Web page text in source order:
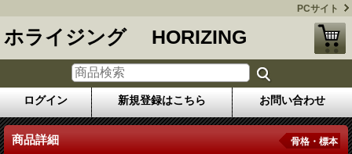
PCサイト
ホライジング HORIZING
ログイン 新規登録はこちら お問い合わせ
商品詳細 骨格・標本